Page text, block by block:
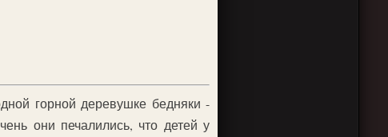
горной деревушке бедняки -
они печалились, что детей у